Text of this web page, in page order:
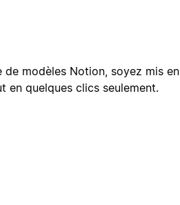
modèles Notion, soyez mis en
en quelques clics seulement.